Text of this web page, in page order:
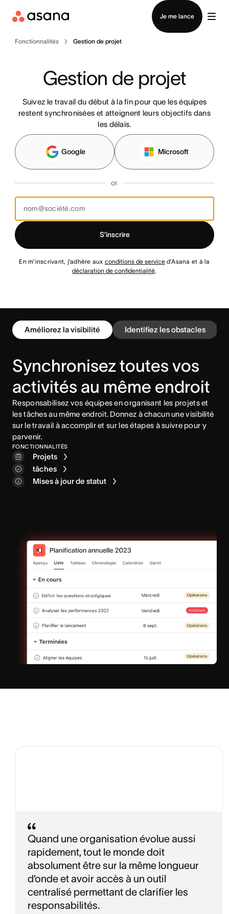
Je me lance
Contacter le service commercial
Fonctionnalités Gestion de projet
Gestion de projet
Suivez le travail du début à la fin pour que les équipes
restent synchronisées et atteignent leurs objectifs dans
les délais.
Google Microsoft
or
S’inscrire
En m’inscrivant, j’adhère aux conditions de serviced’Asana et à la
déclaration de confidentialité.
Améliorez la visibilité Identifiez les obstacles
Synchronisez toutes vos
activités au même endroit
Responsabilisez vos équipes en organisant les projets et
les tâches au même endroit. Donnez à chacun une visibilité
sur le travail à accomplir et sur les étapes à suivre pour y
parvenir.
FONCTIONNALITÉS
Projets
tâches
Mises à jour de statut
Vues de projet
Champs personnalisés
Suivi du temps
Boîte de réception
Mes tâches
Quand une organisation évolue aussi
rapidement, tout le monde doit
absolument être sur la même longueur
d’onde et avoir accès à un outil
centralisé permettant de clarifier les
responsabilités.